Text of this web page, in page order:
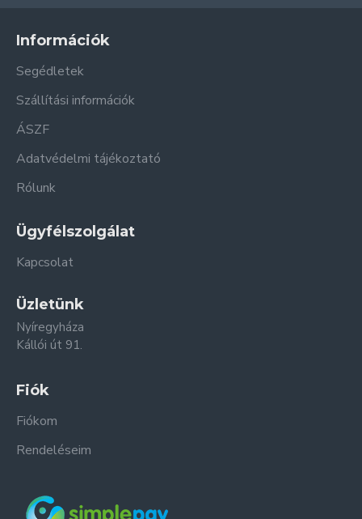
Információk
Segédletek
Szállítási információk
ÁSZF
Adatvédelmi tájékoztató
Rólunk
Ügyfélszolgálat
Kapcsolat
Üzletünk
Nyíregyháza
Kállói út 91.
Fiók
Fiókom
Rendeléseim